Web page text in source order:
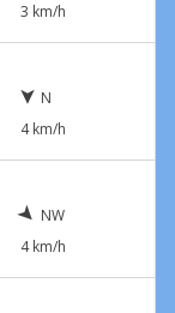
3 km/h
N
4 km/h
NW
4 km/h